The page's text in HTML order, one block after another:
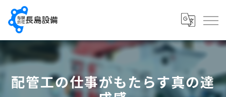
配管工の仕事がもたらす真の達